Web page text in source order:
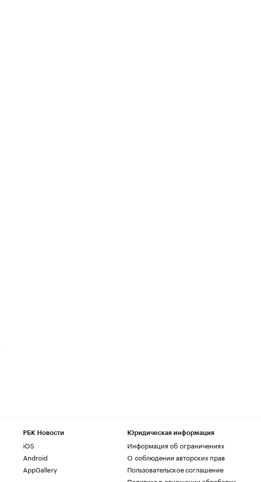
РБК Новости
iOS
Android
AppGallery
Юридическая информация
Информация об ограничениях
О соблюдении авторских прав
Пользовательское соглашение